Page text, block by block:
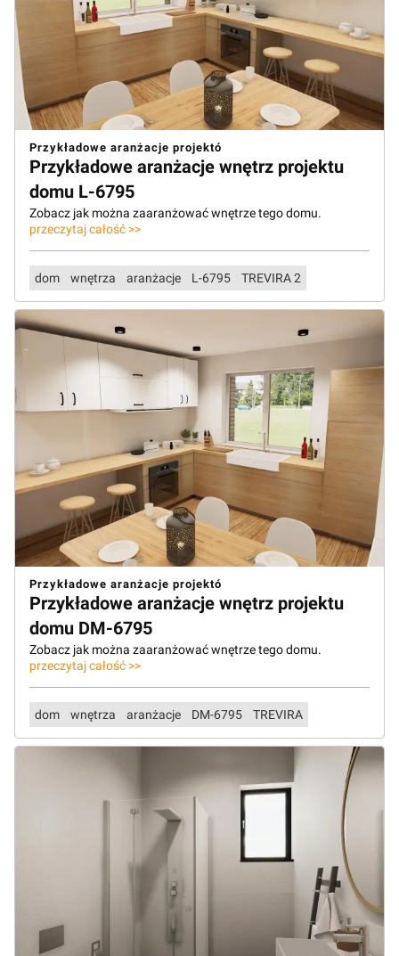
Przykładowe aranżacje projektó
Przykładowe aranżacje wnętrz projektu
domu L-6795
Zobacz jak można zaaranżować wnętrze tego domu.
przeczytaj całość >>
dom wnętrza aranżacje L-6795 TREVIRA 2
Przykładowe aranżacje projektó
Przykładowe aranżacje wnętrz projektu
domu DM-6795
Zobacz jak można zaaranżować wnętrze tego domu.
przeczytaj całość >>
dom wnętrza aranżacje DM-6795 TREVIRA